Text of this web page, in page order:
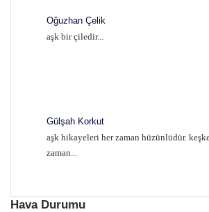
Oğuzhan Çelik
aşk bir çiledir...
Gülşah Korkut
aşk hikayeleri her zaman hüzünlüdür.
zaman...
Hava Durumu